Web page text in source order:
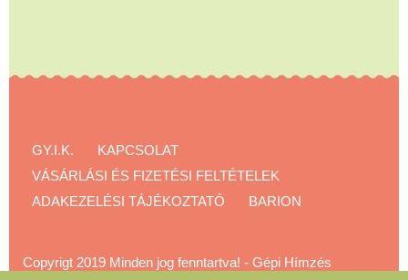
GY.I.K.
KAPCSOLAT
VÁSÁRLÁSI ÉS FIZETÉSI FELTÉTELEK
ADAKEZELÉSI TÁJÉKOZTATÓ
BARION
Copyrigt 2019 Minden jog fenntartva! - Gépi Hímzés